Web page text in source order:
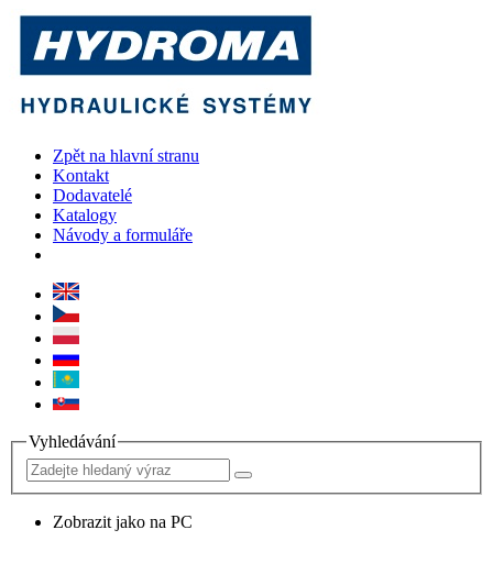
Zpět na hlavní stranu
Kontakt
Dodavatelé
Katalogy
Návody a formuláře
Vyhledávání
Zobrazit jako na PC